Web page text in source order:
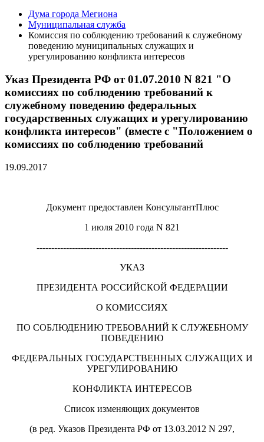
Дума города Мегиона
Муниципальная служба
Комиссия по соблюдению требований к служебному
поведению муниципальных служащих и
урегулированию конфликта интересов
Указ Президента РФ от 01.07.2010 N 821 "О
комиссиях по соблюдению требований к
служебному поведению федеральных
государственных служащих и урегулированию
конфликта интересов" (вместе с "Положением о
комиссиях по соблюдению требований
19.09.2017
Документ предоставлен КонсультантПлюс
1 июля 2010 года N 821
-----------------------------------------------------------------
УКАЗ
ПРЕЗИДЕНТА РОССИЙСКОЙ ФЕДЕРАЦИИ
О КОМИССИЯХ
ПО СОБЛЮДЕНИЮ ТРЕБОВАНИЙ К СЛУЖЕБНОМУ
ПОВЕДЕНИЮ
ФЕДЕРАЛЬНЫХ ГОСУДАРСТВЕННЫХ СЛУЖАЩИХ И
УРЕГУЛИРОВАНИЮ
КОНФЛИКТА ИНТЕРЕСОВ
Список изменяющих документов
(в ред. Указов Президента РФ от 13.03.2012 N 297,